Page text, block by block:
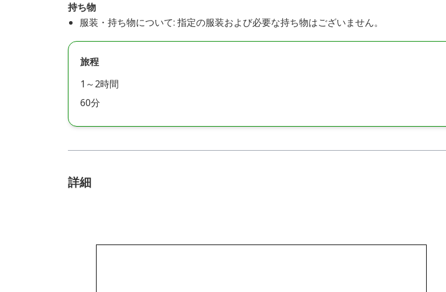
持ち物
服装・持ち物について: 指定の服装および必要な持ち物はございません。
旅程
1～2時間
60分
詳細